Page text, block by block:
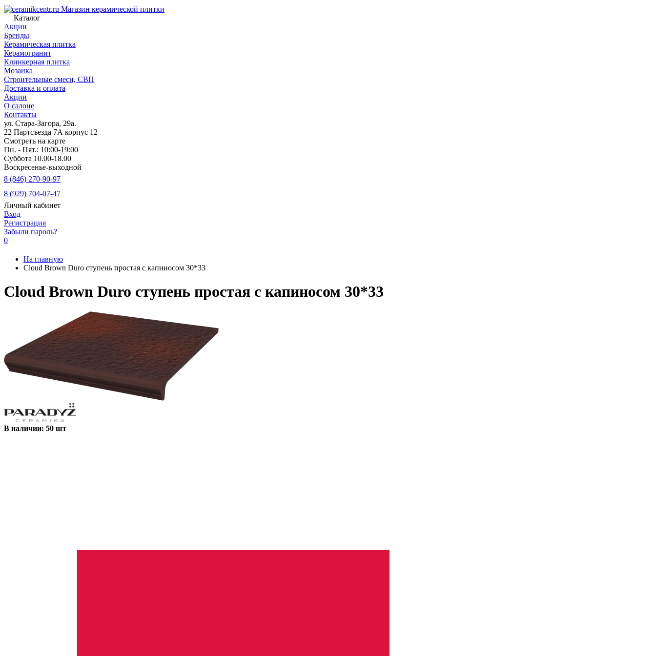
Магазин керамической плитки
Каталог
Акции
Бренды
Керамическая плитка
Керамогранит
Клинкерная плитка
Мозаика
Строительные смеси, СВП
Доставка и оплата
Акции
О салоне
Контакты
ул. Стара-Загора, 29а.
22 Партсъезда 7А корпус 12
Смотреть на карте
Пн. - Пят.: 10:00-19:00
Суббота 10.00-18.00
Воскресенье-выходной
8 (846) 270-90-97
8 (929) 704-07-47
Личный кабинет
Вход
Регистрация
Забыли пароль?
0
На главную
Cloud Brown Duro ступень простая с капиносом 30*33
Cloud Brown Duro ступень простая с капиносом 30*33
В наличии: 50 шт